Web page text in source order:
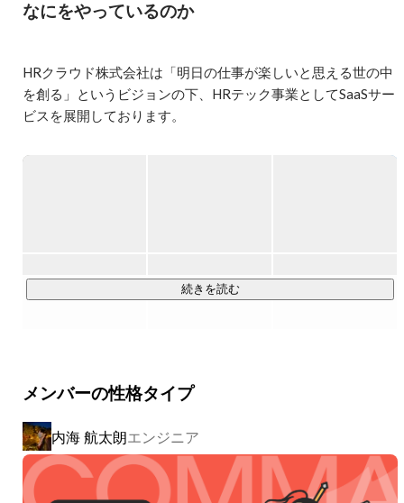
ニング
・ジュニアプログラミングクラブQUEST　インターン
大学一年から「学び合いの場を作ること」を目標に続けて
常に「なぜ？」を考えながら活動しました。
アウトプットしていきました。
日本人学生と留学生が交流できるイベントを1年目は会
計、2年目は全体のリーダーとして企画し、運営しまし
た。
それまで外国の方と話すこともあまりなかったので初めに
留学生と接する際は緊張しましたが、たくさん話すうちに
日本人の友達と接する時と変わらないことが多いこと、ま
た逆に全然違うと感じ興味深いこともたくさんあって今で
なにをやっているのか
HRクラウド株式会社は「明日の仕事が楽しいと思える世の中
を創る」というビジョンの下、HRテック事業としてSaaSサー
ビスを展開しております。
特に、クラウド型の採用管理システム「採用一括かんりく
また、神戸大学と共同開発をした離職防止システムも導入
従来の採用支援システムとは違い、中長期的な活躍・定着に
関与する事により、活躍できる人々を増やし、仕事が楽しい
と思える人を増やしていこうとしています。
続きを読む
メンバーの性格タイプ
内海 航太朗エンジニア